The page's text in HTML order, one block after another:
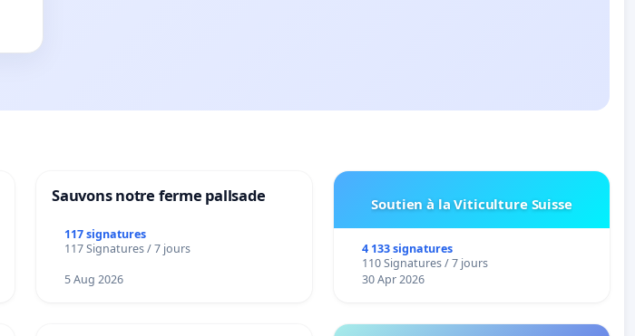
Sauvons notre ferme pallsade
117 signatures
117 Signatures / 7 jours
5 Aug 2026
Soutien à la Viticulture Suisse
4 133 signatures
110 Signatures / 7 jours
30 Apr 2026